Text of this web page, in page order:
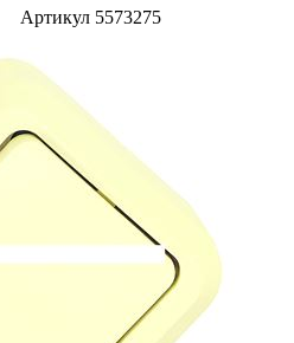
Артикул 5573275